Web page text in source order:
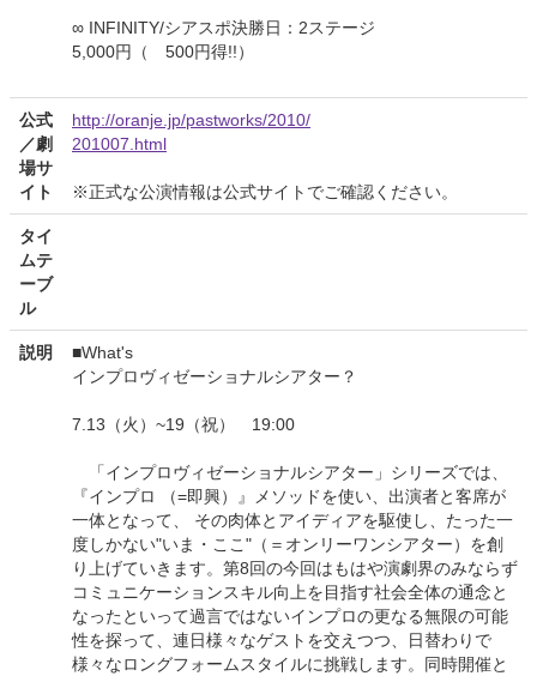
∞ INFINITY/シアスポ決勝日：2ステージ
5,000円（ 500円得!!）
公式
／劇
場サ
イト
http://oranje.jp/pastworks/2010/
201007.html
※正式な公演情報は公式サイトでご確認ください。
タイ
ムテ
ーブ
ル
説明
■What's
インプロヴィゼーショナルシアター？
7.13（火）~19（祝） 19:00
「インプロヴィゼーショナルシアター」シリーズでは、
『インプロ （=即興）』メソッドを使い、出演者と客席が
一体となって、 その肉体とアイディアを駆使し、たった一
度しかない"いま・ここ"（＝オンリーワンシアター）を創
り上げていきます。第8回の今回はもはや演劇界のみならず
コミュニケーションスキル向上を目指す社会全体の通念と
なったといって過言ではないインプロの更なる無限の可能
性を探って、連日様々なゲストを交えつつ、日替わりで
様々なロングフォームスタイルに挑戦します。同時開催と